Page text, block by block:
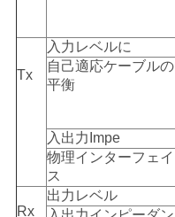
シ
Tx
入力レベルに
自己適応ケーブルの
平衡
入出力Impe
物理インターフェイ
ス
Rx
出力レベル